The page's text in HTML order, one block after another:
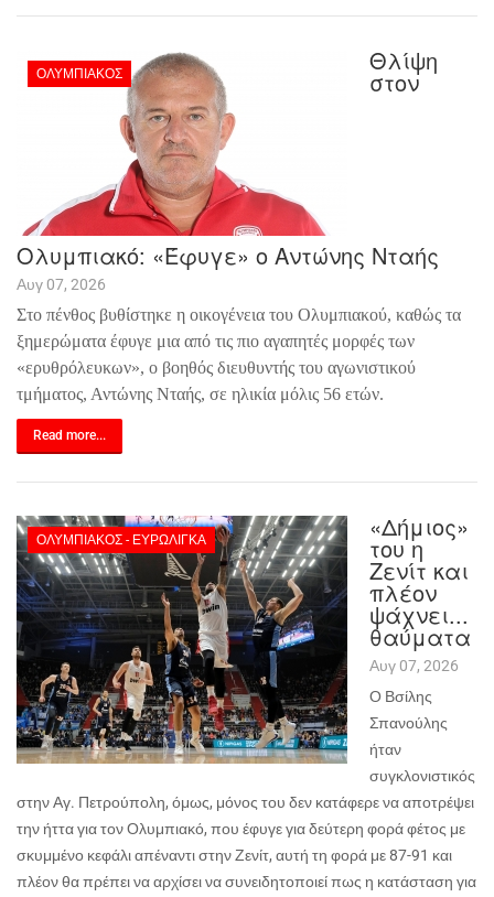
ΟΛΥΜΠΙΑΚΌΣ Θλίψη
στον
Ολυμπιακό: «Έφυγε» ο Αντώνης Νταής
Αυγ 07, 2026
Στο πένθος βυθίστηκε η οικογένεια του Ολυμπιακού, καθώς τα
ξημερώματα έφυγε μια από τις πιο αγαπητές μορφές των
«ερυθρόλευκων», ο βοηθός διευθυντής του αγωνιστικού
τμήματος, Αντώνης Νταής, σε ηλικία μόλις 56 ετών.
Read more...
ΟΛΥΜΠΙΑΚΌΣ - ΕΥΡΩΛΊΓΚΑ «Δήμιος»
του η
Ζενίτ και
πλέον
ψάχνει...
θαύματα
Αυγ 07, 2026
Ο Βσίλης
Σπανούλης
ήταν
συγκλονιστικός
στην Αγ. Πετρούπολη, όμως, μόνος του δεν κατάφερε να αποτρέψει
την ήττα για τον Ολυμπιακό, που έφυγε για δεύτερη φορά φέτος με
σκυμμένο κεφάλι απέναντι στην Ζενίτ, αυτή τη φορά με 87-91 και
πλέον θα πρέπει να αρχίσει να συνειδητοποιεί πως η κατάσταση για